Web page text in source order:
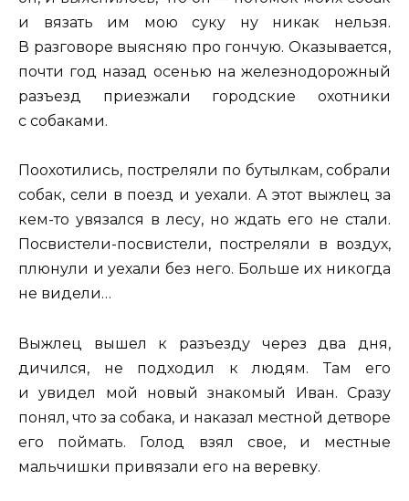
и вязать им мою суку ну никак нельзя.
В разговоре выясняю про гончую. Оказывается,
почти год назад осенью на железнодорожный
разъезд приезжали городские охотники
с собаками.
Поохотились, постреляли по бутылкам, собрали
собак, сели в поезд и уехали. А этот выжлец за
кем-то увязался в лесу, но ждать его не стали.
Посвистели-посвистели, постреляли в воздух,
плюнули и уехали без него. Больше их никогда
не видели…
Выжлец вышел к разъезду через два дня,
дичился, не подходил к людям. Там его
и увидел мой новый знакомый Иван. Сразу
понял, что за собака, и наказал местной детворе
его поймать. Голод взял свое, и местные
мальчишки привязали его на веревку.